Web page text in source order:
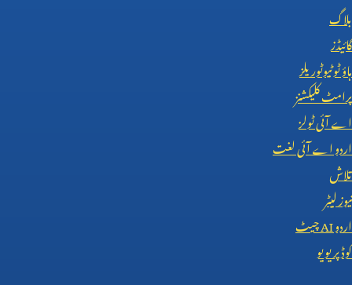
بلاگ
گائیڈز
ہاؤ ٹو ٹیوٹوریلز
پرامٹ کلیکشنز
اے آئی ٹولز
اردو اے آئی لغت
تلاش
نیوز لیٹر
اردوAIچیٹ
کوڈ پریویو